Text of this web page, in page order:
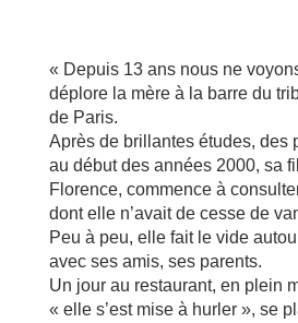
« Depuis 13 ans nous ne
déplore la mère à la barre du
de Paris.
Après de brillantes études, des
au début des années 2000, sa
Florence, commence à
dont elle n’avait de cesse de
Peu à peu, elle fait le vide
avec ses amis, ses parents.
Un jour au restaurant, en plein
« elle s’est mise à hurler », se